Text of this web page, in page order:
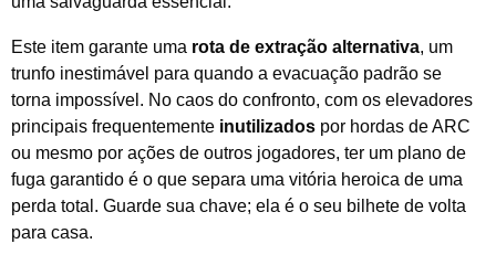
Este item garante uma rota de extração alternativa, um
trunfo inestimável para quando a evacuação padrão se
torna impossível. No caos do confronto, com os elevadores
principais frequentemente inutilizados por hordas de ARC
ou mesmo por ações de outros jogadores, ter um plano de
fuga garantido é o que separa uma vitória heroica de uma
perda total. Guarde sua chave; ela é o seu bilhete de volta
para casa.